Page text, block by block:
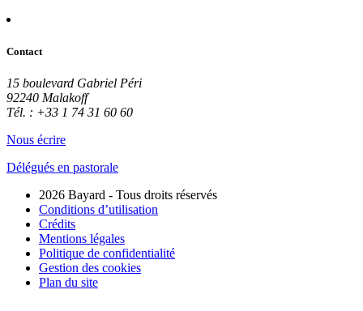
Contact
15 boulevard Gabriel Péri
92240 Malakoff
Tél. : +33 1 74 31 60 60
Nous écrire
Délégués en pastorale
2026 Bayard - Tous droits réservés
Conditions d’utilisation
Crédits
Mentions légales
Politique de confidentialité
Gestion des cookies
Plan du site